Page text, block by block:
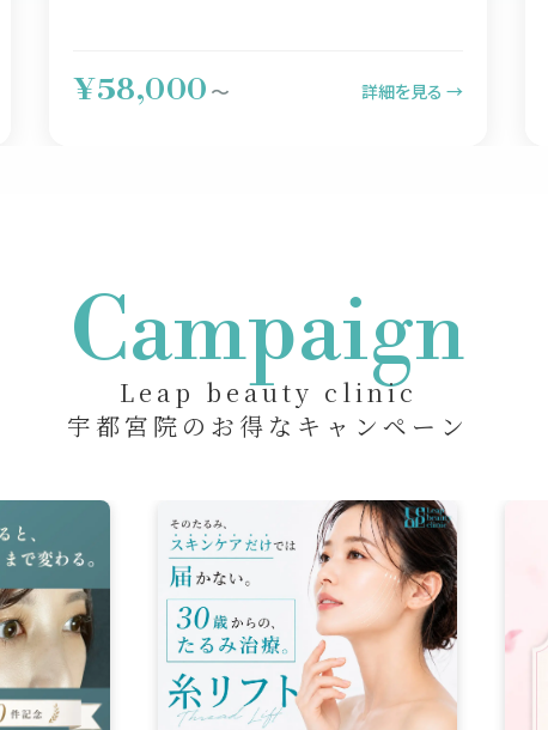
¥58,000 〜 詳細を見る →
Campaign
Leap beauty clinic
宇都宮院のお得なキャンペーン